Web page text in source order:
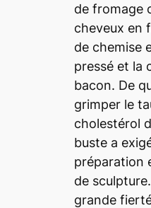
de fromage
cheveux en
de chemise
pressé et la
bacon. De
grimper le
cholestérol
buste a
préparation
de
grande